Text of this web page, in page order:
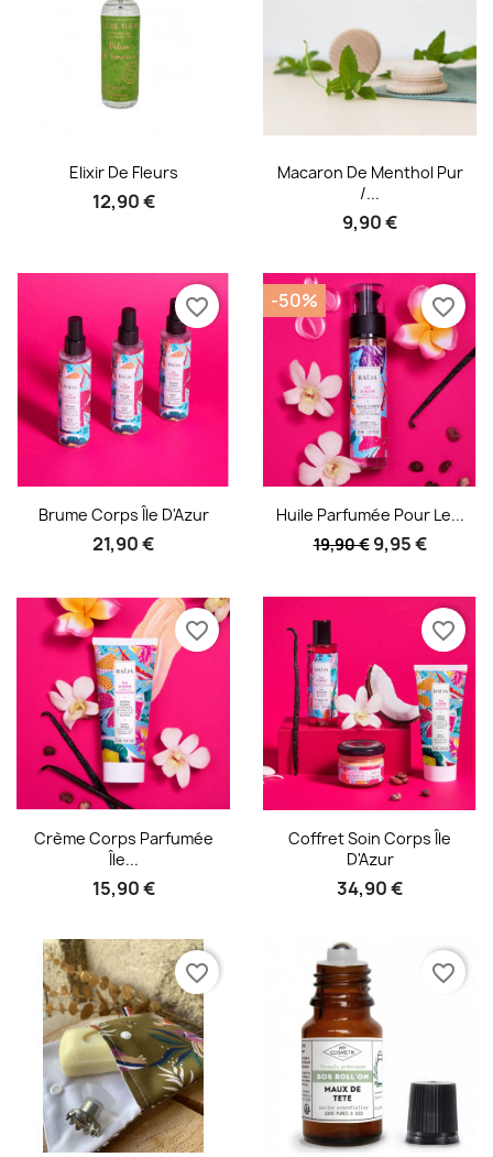
Aperçu rapide
Elixir De Fleurs
12,90 €
Aperçu rapide
Macaron De Menthol Pur
/...
9,90 €
Aperçu rapide
Brume Corps Île D'Azur
21,90 €
favorite_border
Aperçu rapide
Huile Parfumée Pour Le...
19,90 € 9,95 €
-50% favorite_border
Aperçu rapide
Crème Corps Parfumée
Île...
15,90 €
favorite_border
Aperçu rapide
Coffret Soin Corps Île
D'Azur
34,90 €
favorite_border
favorite_border favorite_border